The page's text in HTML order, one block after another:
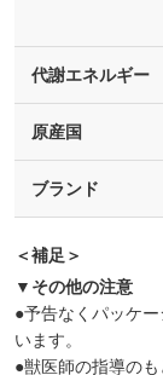
代謝エネルギー
原産国
ブランド
＜補足＞
▼その他の注意
●予告なくパッケ
います。
●獣医師の指導のも